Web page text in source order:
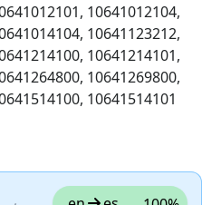
10641012104,
10641123212,
10641214101,
10641269800,
10641514101